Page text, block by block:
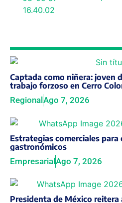
Captada como niñera: joven
trabajo forzoso en Cerro
Regional Ago 7, 2026
Estrategias comerciales
gastronómicos
EmpresarialAgo 7, 2026
Presidenta de México